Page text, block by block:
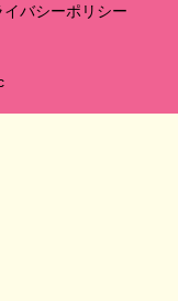
イバシーポリシー